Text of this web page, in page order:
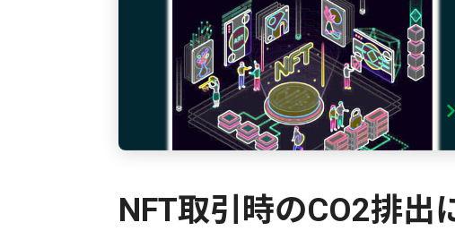
NFT取引時のCO2排出